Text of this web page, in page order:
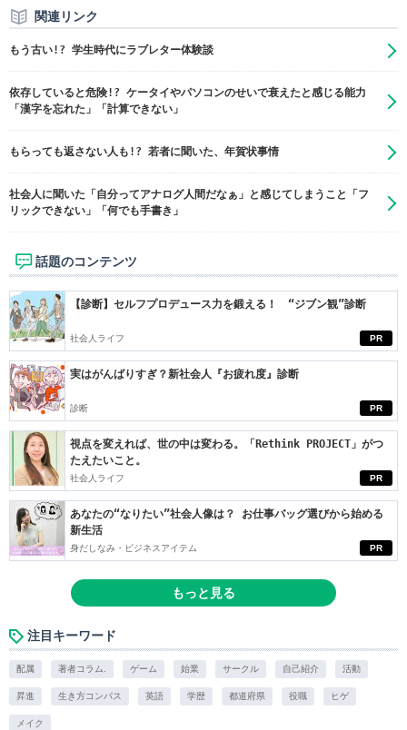
関連リンク
もう古い!? 学生時代にラブレター体験談
依存していると危険!? ケータイやパソコンのせいで衰えたと感じる能力
「漢字を忘れた」「計算できない」
もらっても返さない人も!? 若者に聞いた、年賀状事情
社会人に聞いた「自分ってアナログ人間だなぁ」と感じてしまうこと「フ
リックできない」「何でも手書き」
話題のコンテンツ
PR
【診断】セルフプロデュース力を鍛える！ “ジブン観”診断
社会人ライフ
PR
実はがんばりすぎ？新社会人『お疲れ度』診断
診断
PR
視点を変えれば、世の中は変わる。「Rethink PROJECT」がつ
たえたいこと。
社会人ライフ
PR
あなたの“なりたい”社会人像は？ お仕事バッグ選びから始める
新生活
身だしなみ・ビジネスアイテム
もっと見る
注目キーワード
配属 著者コラム. ゲーム 始業 サークル 自己紹介 活動
昇進 生き方コンパス 英語 学歴 都道府県 役職 ヒゲ
メイク